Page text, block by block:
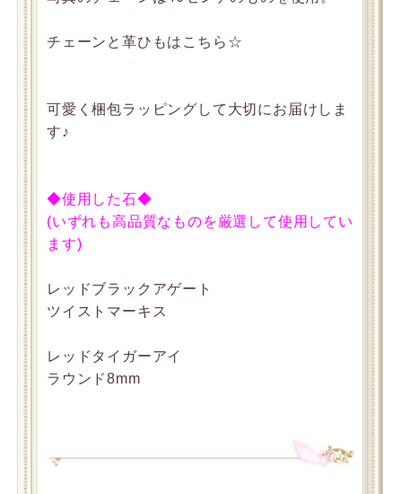
チェーンと革ひもはこちら☆
可愛く梱包ラッピングして大切にお届けしま
す♪
◆使用した石◆
(いずれも高品質なものを厳選して使用してい
ます)
レッドブラックアゲート
ツイストマーキス
レッドタイガーアイ
ラウンド8mm